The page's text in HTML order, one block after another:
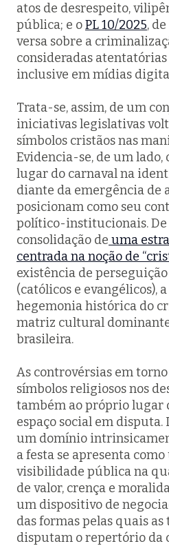
atos de desrespeito,
pública; e oPL 10/2025,
versa sobre a
consideradas
inclusive em mídias
Trata-se, assim, de um
iniciativas legislativas
símbolos cristãos nas
Evidencia-se, de um
lugar do carnaval na
diante da emergência de
posicionam como seu
político-institucionais. De
consolidação de uma
centrada na noção de
existência de
(católicos e evangélicos),
hegemonia histórica do
matriz cultural
brasileira.
As controvérsias em
símbolos religiosos nos
também ao próprio lugar
espaço social em disputa.
um domínio
a festa se apresenta
visibilidade pública na
de valor, crença e
um dispositivo de
das formas pelas quais
disputam o repertório da